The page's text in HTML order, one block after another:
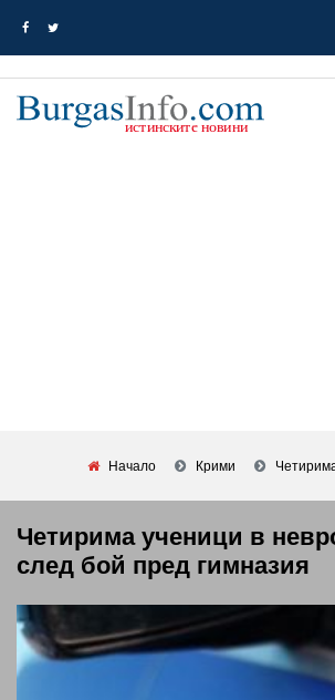
Начало Крими
Четирима ученици в
след бой пред гимназия